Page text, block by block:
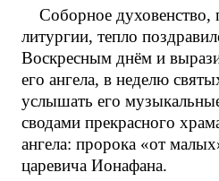
Соборное духовенство,
литургии, тепло
Воскресным днём и
его ангела, в неделю
услышать его
сводами прекрасного
ангела: пророка «от
царевича Ионафана.